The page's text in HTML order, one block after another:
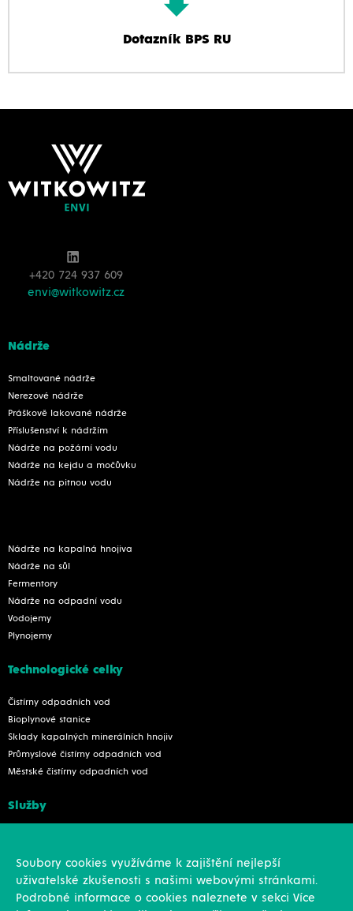
Dotazník BPS RU
+420 724 937 609
envi@witkowitz.cz
Nádrže
Smaltované nádrže
Nerezové nádrže
Práškově lakované nádrže
Příslušenství k nádržím
Nádrže na požární vodu
Nádrže na kejdu a močůvku
Nádrže na pitnou vodu
Nádrže na kapalná hnojiva
Nádrže na sůl
Fermentory
Nádrže na odpadní vodu
Vodojemy
Plynojemy
Technologické celky
Čistírny odpadních vod
Bioplynové stanice
Sklady kapalných minerálních hnojiv
Průmyslové čistírny odpadních vod
Městské čistírny odpadních vod
Služby
Soubory cookies využíváme k zajištění nejlepší
uživatelské zkušenosti s našimi webovými stránkami.
Podrobné informace o cookies naleznete v sekci Více